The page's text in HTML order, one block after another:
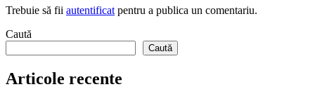
Trebuie să fii autentificat pentru a publica un comentariu.
Caută
Caută
Articole recente